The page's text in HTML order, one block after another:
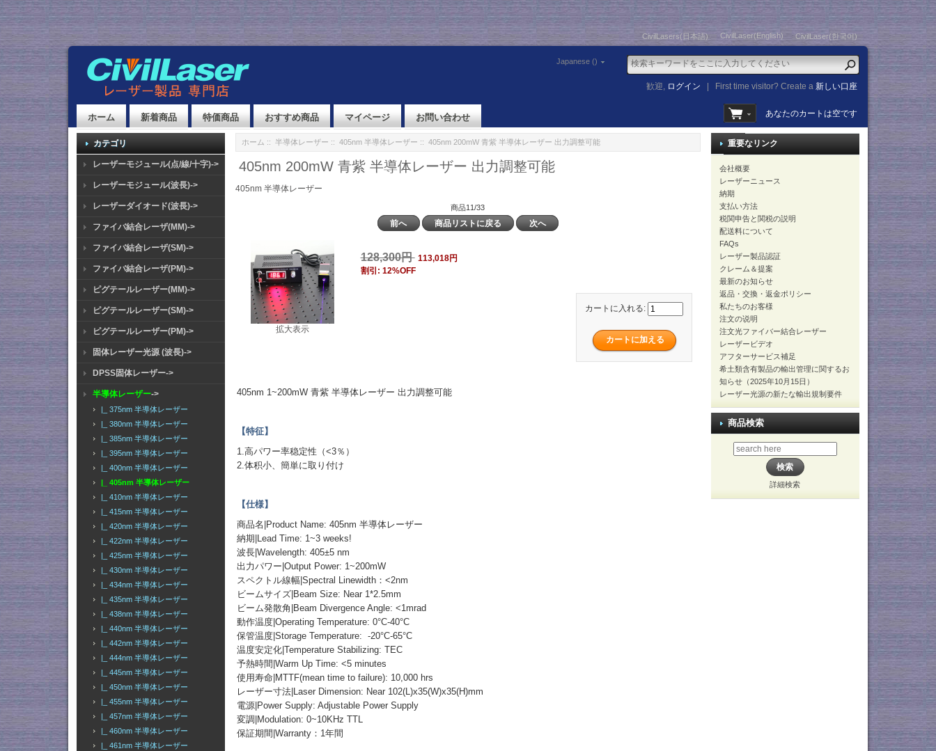
CivilLasers(日本語) CivilLaser(English) CivilLaser(한국어)
Japanese ()
歓迎, ログイン First time visitor? Create a新しい口座
ホーム 新着商品 特価商品 おすすめ商品 マイページ お問い合わせ あなたのカートは空です
カテゴリ
レーザーモジュール(点/線/十字)->
レーザーモジュール(波長)->
レーザーダイオード(波長)->
ファイバ結合レーザ(MM)->
ファイバ結合レーザ(SM)->
ファイバ結合レーザ(PM)->
ピグテールレーザー(MM)->
ピグテールレーザー(SM)->
ピグテールレーザー(PM)->
固体レーザー光源 (波長)->
DPSS固体レーザー->
半導体レーザー->
|_ 375nm 半導体レーザー
|_ 380nm 半導体レーザー
|_ 385nm 半導体レーザー
|_ 395nm 半導体レーザー
|_ 400nm 半導体レーザー
|_ 405nm 半導体レーザー
|_ 410nm 半導体レーザー
|_ 415nm 半導体レーザー
|_ 420nm 半導体レーザー
|_ 422nm 半導体レーザー
|_ 425nm 半導体レーザー
|_ 430nm 半導体レーザー
|_ 434nm 半導体レーザー
|_ 435nm 半導体レーザー
|_ 438nm 半導体レーザー
|_ 440nm 半導体レーザー
|_ 442nm 半導体レーザー
|_ 444nm 半導体レーザー
|_ 445nm 半導体レーザー
|_ 450nm 半導体レーザー
|_ 455nm 半導体レーザー
|_ 457nm 半導体レーザー
|_ 460nm 半導体レーザー
|_ 461nm 半導体レーザー
ホーム :: 半導体レーザー :: 405nm 半導体レーザー :: 405nm 200mW 青紫 半導体レーザー 出力調整可能
405nm 200mW 青紫 半導体レーザー 出力調整可能
405nm 半導体レーザー
商品11/33
前へ 商品リストに戻る 次へ
拡大表示
128,300円 113,018円
割引: 12%OFF
カートに入れる:
405nm 1~200mW 青紫 半導体レーザー 出力調整可能
【特征】
1.高パワー率稳定性（<3％）
2.体积小、簡単に取り付け
【仕様】
商品名|Product Name: 405nm 半導体レーザー
納期|Lead Time: 1~3 weeks!
波長|Wavelength: 405±5 nm
出力パワー|Output Power: 1~200mW
スペクトル線幅|Spectral Linewidth：<2nm
ビームサイズ|Beam Size: Near 1*2.5mm
ビーム発散角|Beam Divergence Angle: <1mrad
動作温度|Operating Temperature: 0°C-40°C
保管温度|Storage Temperature: -20°C-65°C
温度安定化|Temperature Stabilizing: TEC
予熱時間|Warm Up Time: <5 minutes
使用寿命|MTTF(mean time to failure): 10,000 hrs
レーザー寸法|Laser Dimension: Near 102(L)x35(W)x35(H)mm
電源|Power Supply: Adjustable Power Supply
変調|Modulation: 0~10KHz TTL
保証期間|Warranty：1年間
重要なリンク
会社概要
レーザーニュース
納期
支払い方法
税関申告と関税の説明
配送料について
FAQs
レーザー製品認証
クレーム＆提案
最新のお知らせ
返品・交換・返金ポリシー
私たちのお客様
注文の说明
注文光ファイバー結合レーザー
レーザービデオ
アフターサービス補足
希土類含有製品の輸出管理に関するお
知らせ（2025年10月15日）
レーザー光源の新たな輸出規制要件
商品検索
詳細検索